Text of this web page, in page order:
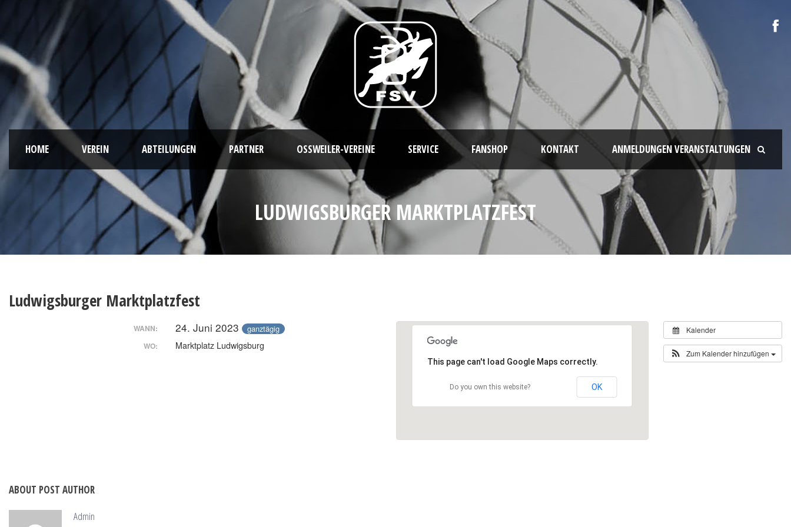
HOME VEREIN ABTEILUNGEN PARTNER OSSWEILER-VEREINE SERVICE FANSHOP KONTAKT ANMELDUNGEN VERANSTALTUNGEN
LUDWIGSBURGER MARKTPLATZFEST
Ludwigsburger Marktplatzfest
Kalender
Zum Kalender hinzufügen
This page can't load Google Maps correctly.
Do you own this website? OK
WANN: 24. Juni 2023 ganztägig
WO: Marktplatz Ludwigsburg
ABOUT POST AUTHOR
Admin